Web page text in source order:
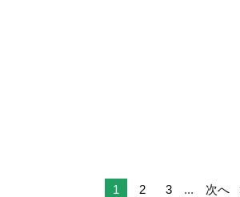
1 2 3 ... 次へ